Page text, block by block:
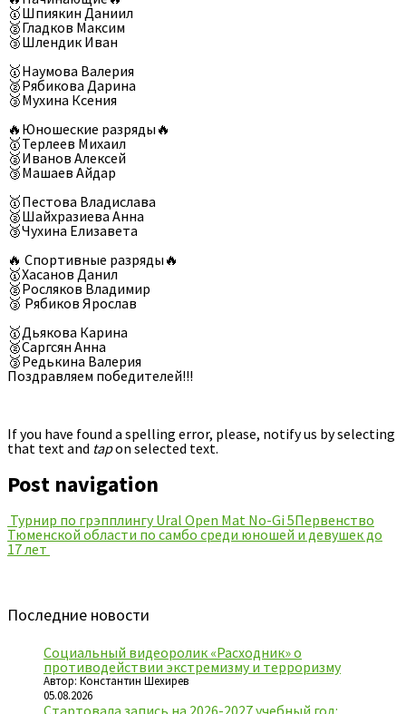
🥇Шпиякин Даниил
🥈Гладков Максим
🥉Шлендик Иван
🥇Наумова Валерия
🥈Рябикова Дарина
🥉Мухина Ксения
🔥Юношеские разряды🔥
🥇Терлеев Михаил
🥈Иванов Алексей
🥉Машаев Айдар
🥇Пестова Владислава
🥈Шайхразиева Анна
🥉Чухина Елизавета
🔥 Спортивные разряды🔥
🥇Хасанов Данил
🥈Росляков Владимир
🥉 Рябиков Ярослав
🥇Дьякова Карина
🥈Саргсян Анна
🥉Редькина Валерия
Поздравляем победителей!!!
If you have found a spelling error, please, notify us by selecting
that text and tapon selected text.
Post navigation
Турнир по грэпплингу Ural Open Mat No-Gi 5Первенство
Тюменской области по самбо среди юношей и девушек до
17 лет
Последние новости
Социальный видеоролик «Расходник» о
противодействии экстремизму и терроризму
Автор: Константин Шехирев
05.08.2026